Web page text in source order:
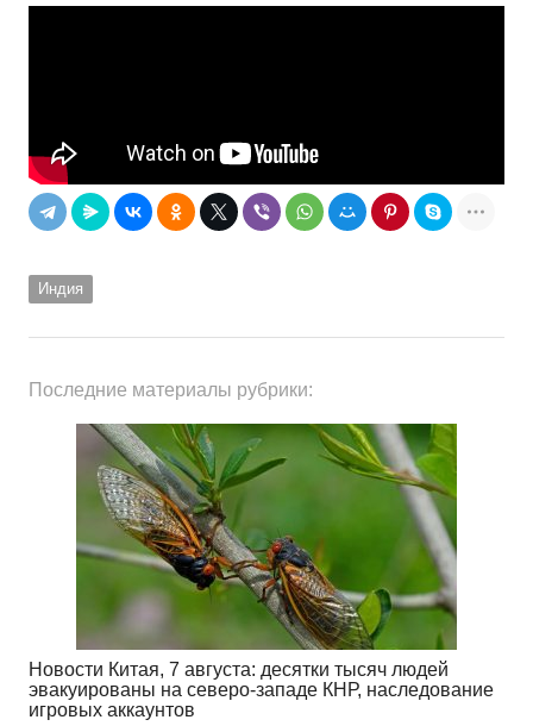
Индия
Последние материалы рубрики:
Новости Китая, 7 августа: десятки тысяч людей
эвакуированы на северо-западе КНР, наследование
игровых аккаунтов